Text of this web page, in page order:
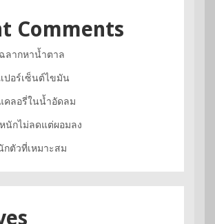
Comments
ลากหาน้ำตาล
ปอร์เซ็นต์ไขมัน
คลอรี่ในน้ำอัดลม
นักไม่ลดแต่ผอมลง
ตัวที่เหมาะสม